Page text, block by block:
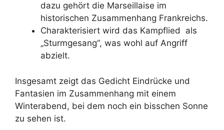
dazu gehört die Marseillaise im
historischen Zusammenhang Frankreichs.
Charakterisiert wird das Kampflied als
„Sturmgesang“, was wohl auf Angriff
abzielt.
Insgesamt zeigt das Gedicht Eindrücke und
Fantasien im Zusammenhang mit einem
Winterabend, bei dem noch ein bisschen Sonne
zu sehen ist.